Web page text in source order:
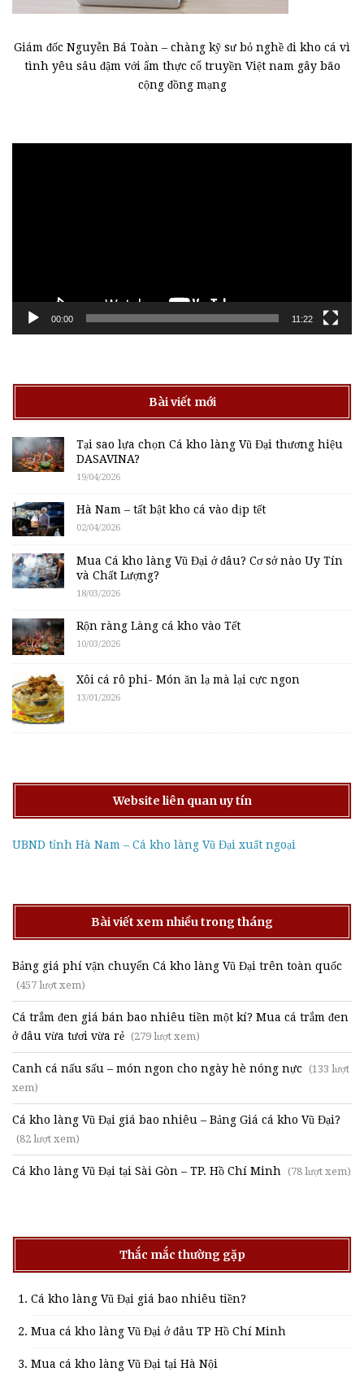
Giám đốc Nguyễn Bá Toàn – chàng kỹ sư bỏ nghề đi kho cá vì
tình yêu sâu đậm với ẩm thực cổ truyền Việt nam gây bão
cộng đồng mạng
00:00 11:22
Bài viết mới
Tại sao lựa chọn Cá kho làng Vũ Đại thương hiệu
DASAVINA?
19/04/2026
Hà Nam – tất bật kho cá vào dịp tết
02/04/2026
Mua Cá kho làng Vũ Đại ở đâu? Cơ sở nào Uy Tín
và Chất Lượng?
18/03/2026
Rộn ràng Làng cá kho vào Tết
10/03/2026
Xôi cá rô phi- Món ăn lạ mà lại cực ngon
13/01/2026
Website liên quan uy tín
UBND tỉnh Hà Nam – Cá kho làng Vũ Đại xuất ngoại
Bài viết xem nhiều trong tháng
Bảng giá phí vận chuyển Cá kho làng Vũ Đại trên toàn quốc
(457 lượt xem)
Cá trắm đen giá bán bao nhiêu tiền một kí? Mua cá trắm đen
ở đâu vừa tươi vừa rẻ (279 lượt xem)
Canh cá nấu sấu – món ngon cho ngày hè nóng nực (133 lượt
xem)
Cá kho làng Vũ Đại giá bao nhiêu – Bảng Giá cá kho Vũ Đại?
(82 lượt xem)
Cá kho làng Vũ Đại tại Sài Gòn – TP. Hồ Chí Minh (78 lượt xem)
Thắc mắc thường gặp
Cá kho làng Vũ Đại giá bao nhiêu tiền?
Mua cá kho làng Vũ Đại ở đâu TP Hồ Chí Minh
Mua cá kho làng Vũ Đại tại Hà Nội